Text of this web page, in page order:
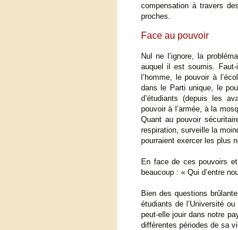
compensation à travers
proches.
Face au pouvoir
Nul ne l’ignore, la
auquel il est soumis.
l’homme, le pouvoir à
dans le Parti unique, le
d’étudiants (depuis les
pouvoir à l’armée, à la
Quant au pouvoir
respiration, surveille la
pourraient exercer les plus
En face de ces pouvoirs
beaucoup : « Qui d’entre
Bien des questions
étudiants de l’Université
peut-elle jouir dans notre
différentes périodes de sa